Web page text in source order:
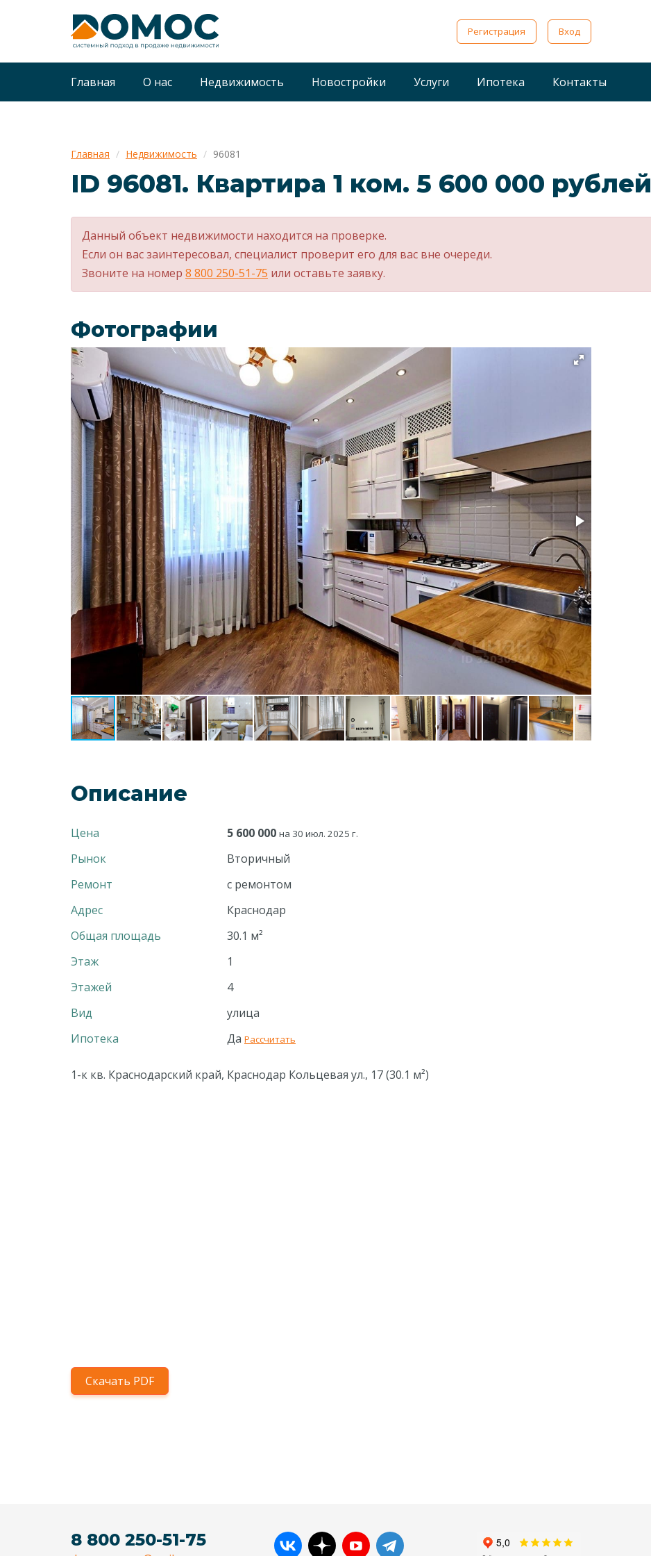
Регистрация Вход
Главная О нас Недвижимость Новостройки Услуги Ипотека Контакты
Главная Недвижимость 96081
ID 96081. Квартира 1 ком. 5 600 000 рублей
Данный объект недвижимости находится на проверке.
Если он вас заинтересовал, специалист проверит его для вас вне очереди.
Звоните на номер 8 800 250-51-75 или оставьте заявку.
Фотографии
Описание
Цена 5 600 000 на 30 июл. 2025 г.
Рынок
Вторичный
Ремонт
с ремонтом
Адрес
Краснодар
Общая площадь
30.1 м²
Этаж
1
Этажей
4
Вид
улица
Ипотека
Да Рассчитать
1-к кв. Краснодарский край, Краснодар Кольцевая ул., 17 (30.1 м²)
Скачать PDF
8 800 250-51-75